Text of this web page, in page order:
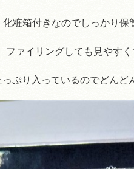
化粧箱付きなのでしっかり保
ファイリングしても見やすく
ぷり入っているのでどんど